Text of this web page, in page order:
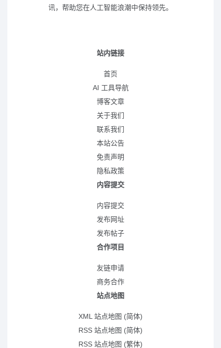
讯，帮助您在人工智能浪潮中保持领先。
站内链接
首页
AI 工具导航
博客文章
关于我们
联系我们
本站公告
免责声明
隐私政策
内容提交
内容提交
发布网址
发布帖子
合作项目
友链申请
商务合作
站点地图
XML 站点地图 (简体)
RSS 站点地图 (简体)
RSS 站点地图 (繁体)